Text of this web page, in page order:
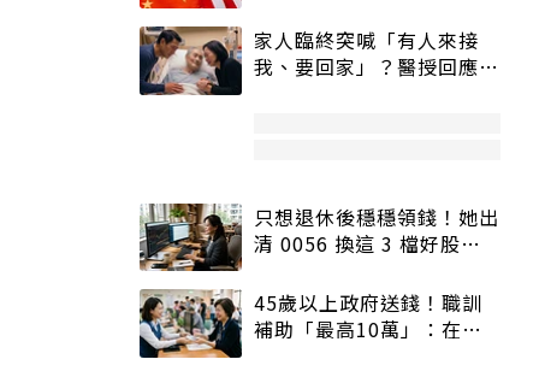
家人臨終突喊「有人來接
我、要回家」？醫授回應方
只想退休後穩穩領錢！她出
清 0056 換這 3 檔好股：
45歲以上政府送錢！職訓
補助「最高10萬」：在